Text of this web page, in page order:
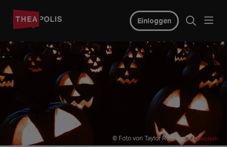
Einloggen
© Foto von Taylor Rooneyauf Unsplash